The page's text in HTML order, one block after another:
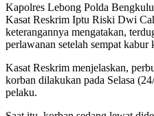
Kapolres Lebong Polda
Kasat Reskrim Iptu Riski Dwi
keterangannya mengatakan,
perlawanan setelah sempat
Kasat Reskrim menjelaskan,
korban dilakukan pada Selasa
pelaku.